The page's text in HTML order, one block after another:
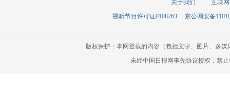
关于我们
互联
视听节目许可证0108263
京公网安备
版权保护：本网登载的内容（包括文字、图片、多
未经中国日报网事先协议授权，禁止